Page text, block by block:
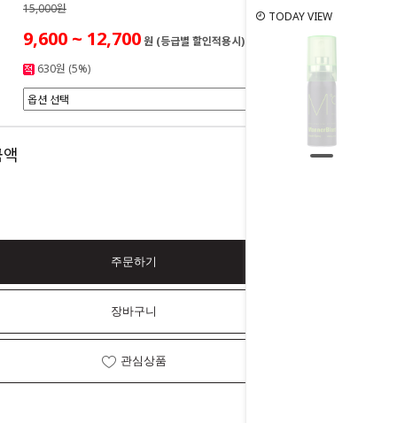
TODAY VIEW
15,000원
9,600 ~ 12,700원 (등급별 할인적용시)
630원 (5%)
0원
주문하기
장바구니
관심상품